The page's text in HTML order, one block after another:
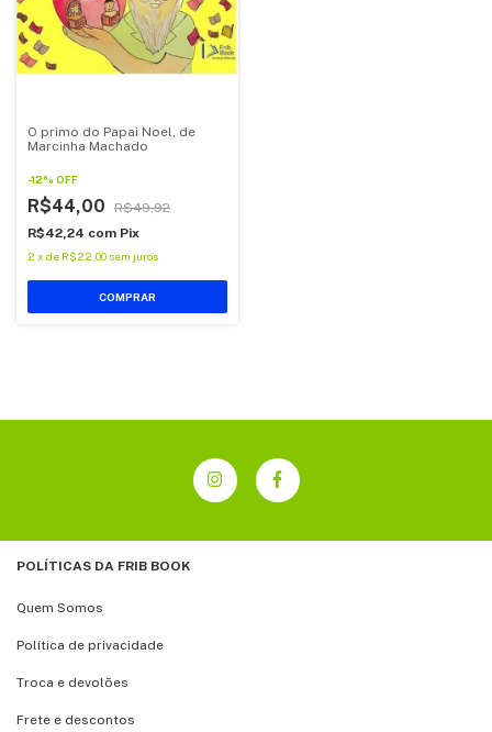
O primo do Papai Noel, de
Marcinha Machado
-12% OFF
R$44,00
R$49,92
R$42,24 com Pix
2 x de R$22,00 sem juros
POLÍTICAS DA FRIB BOOK
Quem Somos
Política de privacidade
Troca e devolões
Frete e descontos